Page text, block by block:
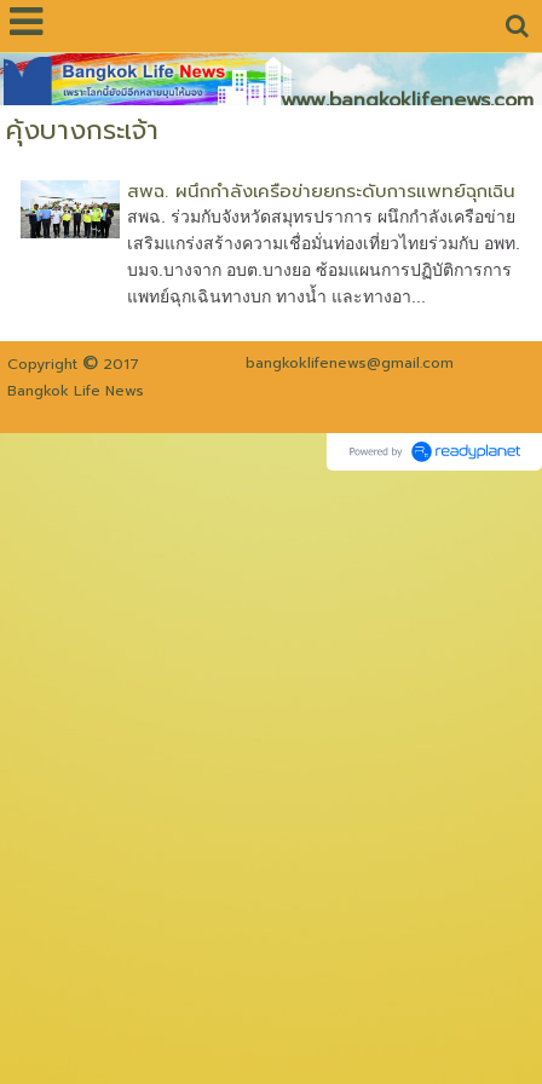
www.bangkoklifenews.com
คุ้งบางกระเจ้า
สพฉ. ผนึกกำลังเครือข่ายยกระดับการแพทย์ฉุกเฉิน
สพฉ. ร่วมกับจังหวัดสมุทรปราการ ผนึกกำลังเครือข่าย
เสริมแกร่งสร้างความเชื่อมั่นท่องเที่ยวไทยร่วมกับ อพท.
บมจ.บางจาก อบต.บางยอ ซ้อมแผนการปฏิบัติการการ
แพทย์ฉุกเฉินทางบก ทางน้ำ และทางอา...
Copyright © 2017
bangkoklifenews@gmail.com
Bangkok Life News